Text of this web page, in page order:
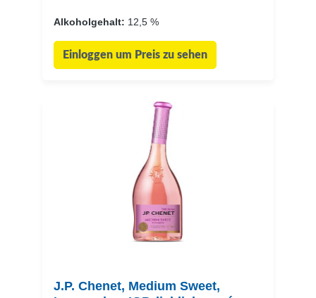
Alkoholgehalt: 12,5 %
Einloggen um Preis zu sehen
J.P. Chenet, Medium Sweet,